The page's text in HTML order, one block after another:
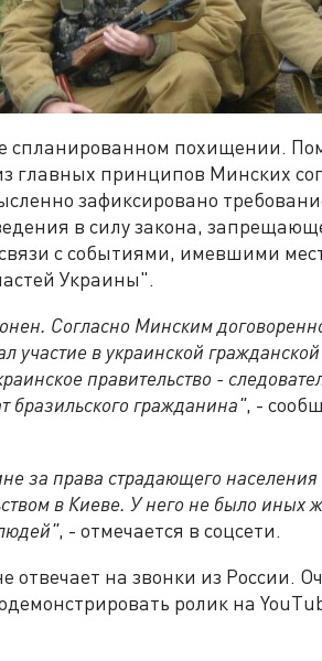
спланированном похищении.
главных принципов Минских
зафиксировано
в силу закона,
с событиями, имевшими
Украины".
Согласно Минским
участие в украинской
правительство -
бразильского гражданина", -
за права страдающего
в Киеве. У него не было иных
, - отмечается в соцсети.
на звонки из России.
ролик на